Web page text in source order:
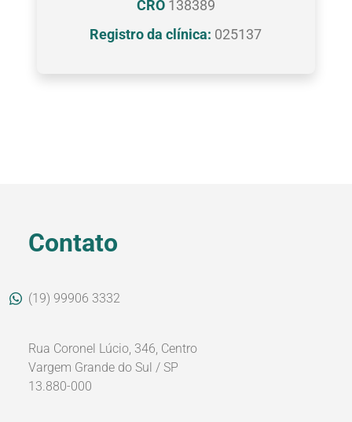
CRO138389
Registro da clínica: 025137
Contato
(19) 99906 3332
Rua Coronel Lúcio, 346, Centro
Vargem Grande do Sul / SP
13.880-000